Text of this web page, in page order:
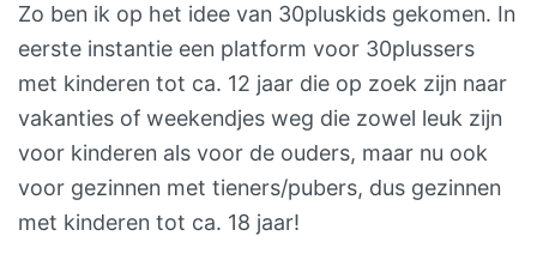
– voor elk gezin is er wat
wils. Ook leuk: met de
kabelbaan naar de Kanin-
berg voor uitzicht tot in Italië,
of een fietstocht naar de
Boka-waterval. In de
avonden is het gezellig in het
Zo ben ik op het idee van 30pluskids gekomen. In
eerste instantie een platform voor 30plussers
met kinderen tot ca. 12 jaar die op zoek zijn naar
vakanties of weekendjes weg die zowel leuk zijn
voor kinderen als voor de ouders, maar nu ook
voor gezinnen met tieners/pubers, dus gezinnen
met kinderen tot ca. 18 jaar!